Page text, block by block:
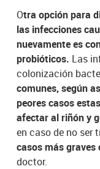
Otra opción para
las infecciones
nuevamente es
probióticos. Las
colonización
comunes, según
peores casos
afectar al riñón y
en caso de no ser
casos más
doctor.